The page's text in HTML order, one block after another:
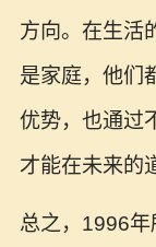
方向。在生活
是家庭，他们
优势，也通过
才能在未来的
总之，1996